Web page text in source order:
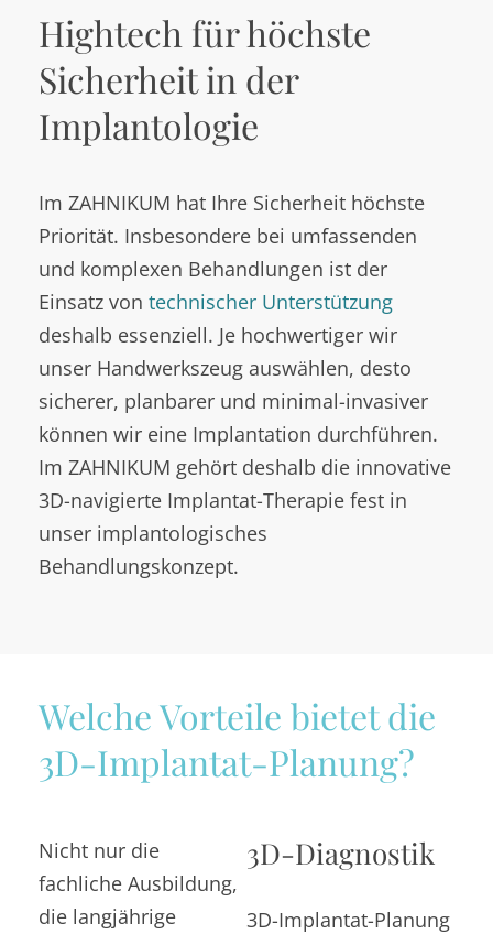
Hightech für höchste
Sicherheit in der
Implantologie
Im ZAHNIKUM hat Ihre Sicherheit höchste
Priorität. Insbesondere bei umfassenden
und komplexen Behandlungen ist der
Einsatz von technischer Unterstützung
deshalb essenziell. Je hochwertiger wir
unser Handwerkszeug auswählen, desto
sicherer, planbarer und minimal-invasiver
können wir eine Implantation durchführen.
Im ZAHNIKUM gehört deshalb die innovative
3D-navigierte Implantat-Therapie fest in
unser implantologisches
Behandlungskonzept.
Welche Vorteile bietet die
3D-Implantat-Planung?
Nicht nur die
fachliche Ausbildung,
die langjährige
3D-Diagnostik
3D-Implantat-Planung